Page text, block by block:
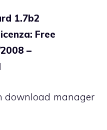
1.7b2
Free
–
download manager